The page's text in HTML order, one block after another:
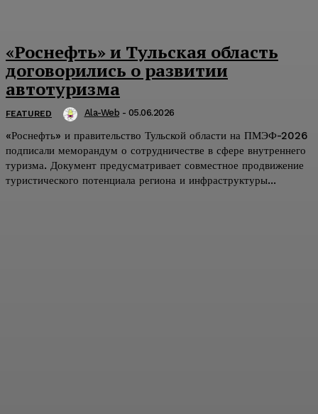
«Роснефть» и Тульская область
договорились о развитии
автотуризма
FEATURED Ala-Web - 05.06.2026
«Роснефть» и правительство Тульской области на ПМЭФ-2026
подписали меморандум о сотрудничестве в сфере внутреннего
туризма. Документ предусматривает совместное продвижение
туристического потенциала региона и инфраструктуры...